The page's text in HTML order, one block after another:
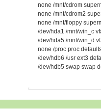
none /mnt/cdrom
none /mnt/cdrom2
none /mnt/floppy
/dev/hda1 /mnt/win_c
/dev/hda5 /mnt/win_d
none /proc proc
/dev/hdb6 /usr ext3
/dev/hdb5 swap swap